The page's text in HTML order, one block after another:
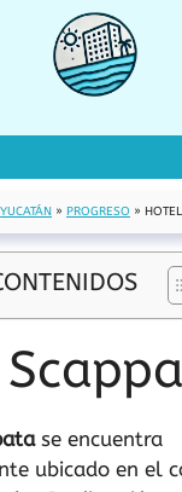
YUCATÁN » PROGRESO »
se encuentra
ubicado en el